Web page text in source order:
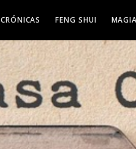
CRÓNICAS FENG SHUI MAGIA